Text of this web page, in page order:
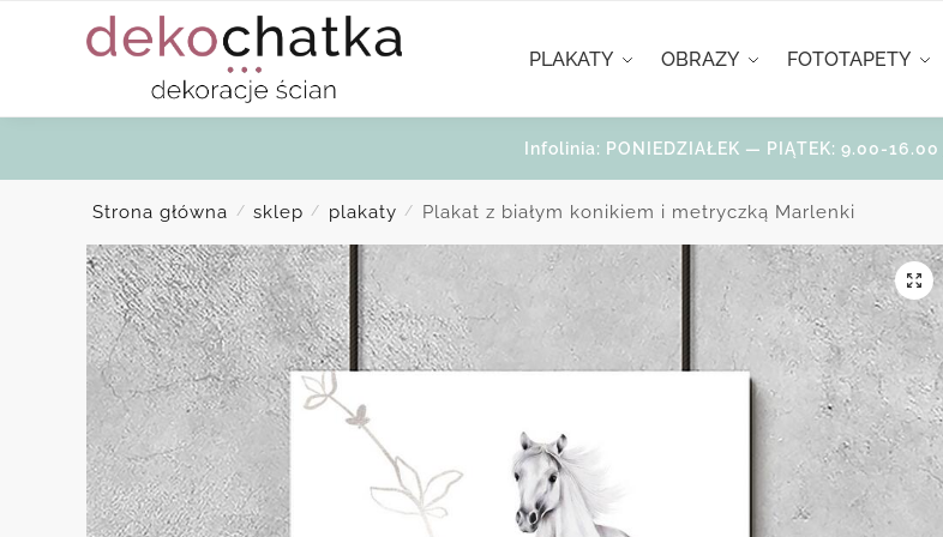
PLAKATY OBRAZY FOTOTAPETY
Infolinia: PONIEDZIAŁEK — PIĄTEK: 9.00-16.00
Strona główna / sklep / plakaty / Plakat z białym konikiem i metryczką Marlenki